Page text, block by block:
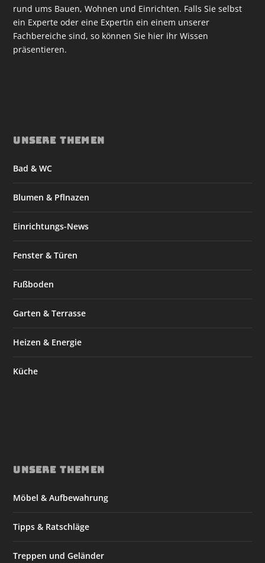
rund ums Bauen, Wohnen und Einrichten. Falls Sie selbst
ein Experte oder eine Expertin ein einem unserer
Fachbereiche sind, so können Sie hier ihr Wissen
präsentieren.
UNSERE THEMEN
Bad & WC
Blumen & Pflnazen
Einrichtungs-News
Fenster & Türen
Fußboden
Garten & Terrasse
Heizen & Energie
Küche
UNSERE THEMEN
Möbel & Aufbewahrung
Tipps & Ratschläge
Treppen und Geländer